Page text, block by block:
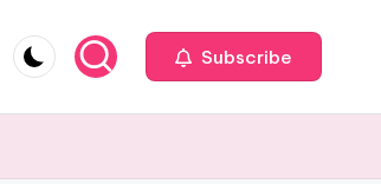
Subscribe